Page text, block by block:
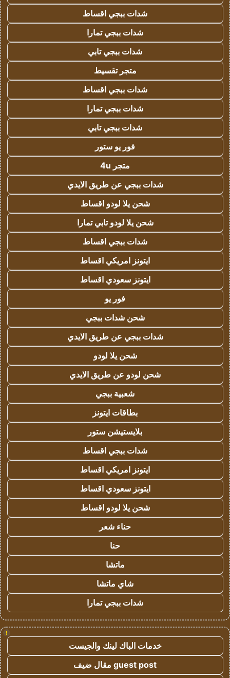
شدات ببجي اقساط
شدات ببجي تمارا
شدات ببجي تابي
متجر تقسيط
شدات ببجي اقساط
شدات ببجي تمارا
شدات ببجي تابي
فور يو ستور
متجر 4u
شدات ببجي عن طريق الايدي
شحن يلا لودو اقساط
شحن يلا لودو تابي تمارا
شدات ببجي اقساط
ايتونز امريكي اقساط
ايتونز سعودي اقساط
فور يو
شحن شدات ببجي
شدات ببجي عن طريق الايدي
شحن يلا لودو
شحن لودو عن طريق الايدي
شعبية ببجي
بطاقات ايتونز
بلايستيشن ستور
شدات ببجي اقساط
ايتونز امريكي اقساط
ايتونز سعودي اقساط
شحن يلا لودو اقساط
حناء شعر
حنا
ماتشا
شاي ماتشا
شدات ببجي تمارا
!
خدمات الباك لينك والجيست
guest post مقال ضيف